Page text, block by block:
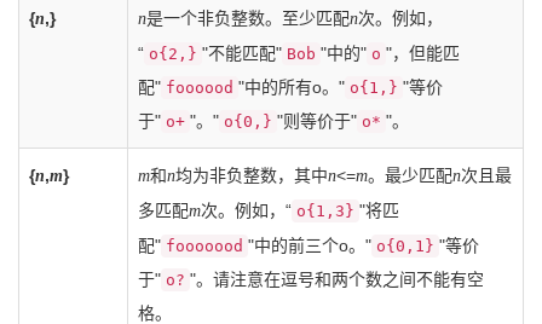
{n,} n是一个非负整数。至少匹配n次。例如，
“ o{2,} "不能匹配" Bob "中的" o "，但能匹
配" foooood "中的所有o。" o{1,} "等价
于" o+ "。" o{0,} "则等价于" o* "。
{n,m} m和n均为非负整数，其中n<=m。最少匹配n次且最
多匹配m次。例如，“ o{1,3} "将匹
配" fooooood "中的前三个o。" o{0,1} "等价
于" o? "。请注意在逗号和两个数之间不能有空
格。